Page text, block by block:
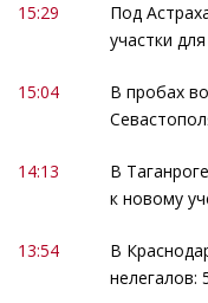
15:29
Под
участки
15:04
В пробах
14:13
В
к новому
13:54
В
нелегалов: